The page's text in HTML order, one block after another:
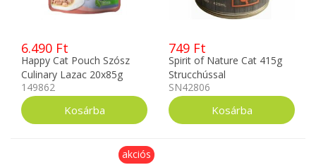
6.490 Ft
Happy Cat Pouch Szósz
Culinary Lazac 20x85g
149862
749 Ft
Spirit of Nature Cat 415g
Strucchússal
SN42806
akciós